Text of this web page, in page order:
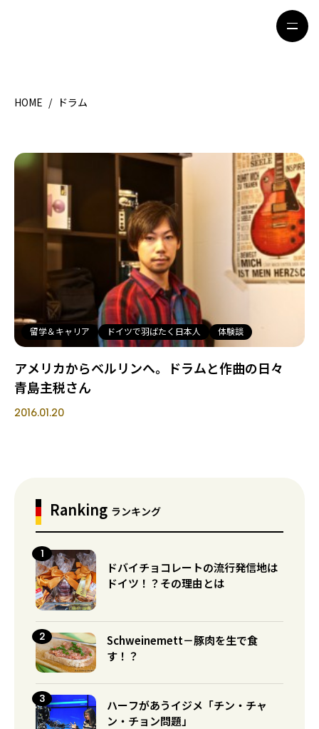
HOME
観光ガイド
留学＆キャリア
ライフスタイル
著者一覧
ライター募集
HOME / ドラム
留学＆キャリア ドイツで羽ばたく日本人 体験談
アメリカからベルリンへ。ドラムと作曲の日々
青島主税さん
2016.01.20
Ranking ランキング
ドバイチョコレートの流行発信地は
ドイツ！？その理由とは
Schweinemett－豚肉を生で食
す！？
ハーフがあうイジメ「チン・チャ
ン・チョン問題」